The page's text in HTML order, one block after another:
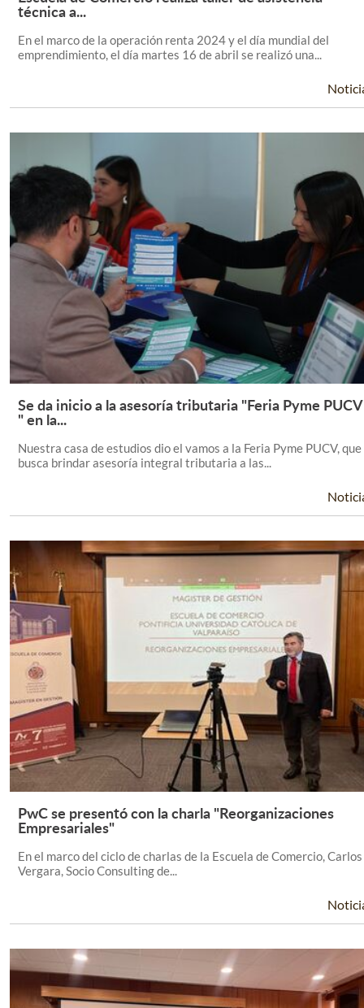
Leer Más +
técnica a...
En el marco de la operación renta 2024 y el día mundial del
emprendimiento, el día martes 16 de abril se realizó una...
Leer Más +
Se da inicio a la asesoría tributaria "Feria Pyme PUCV
" en la...
Nuestra casa de estudios dio el vamos a la Feria Pyme PUCV, que
busca brindar asesoría integral tributaria a las...
Leer Más +
PwC se presentó con la charla "Reorganizaciones
Empresariales"
En el marco del ciclo de charlas de la Escuela de Comercio, Carlos
Vergara, Socio Consulting de...